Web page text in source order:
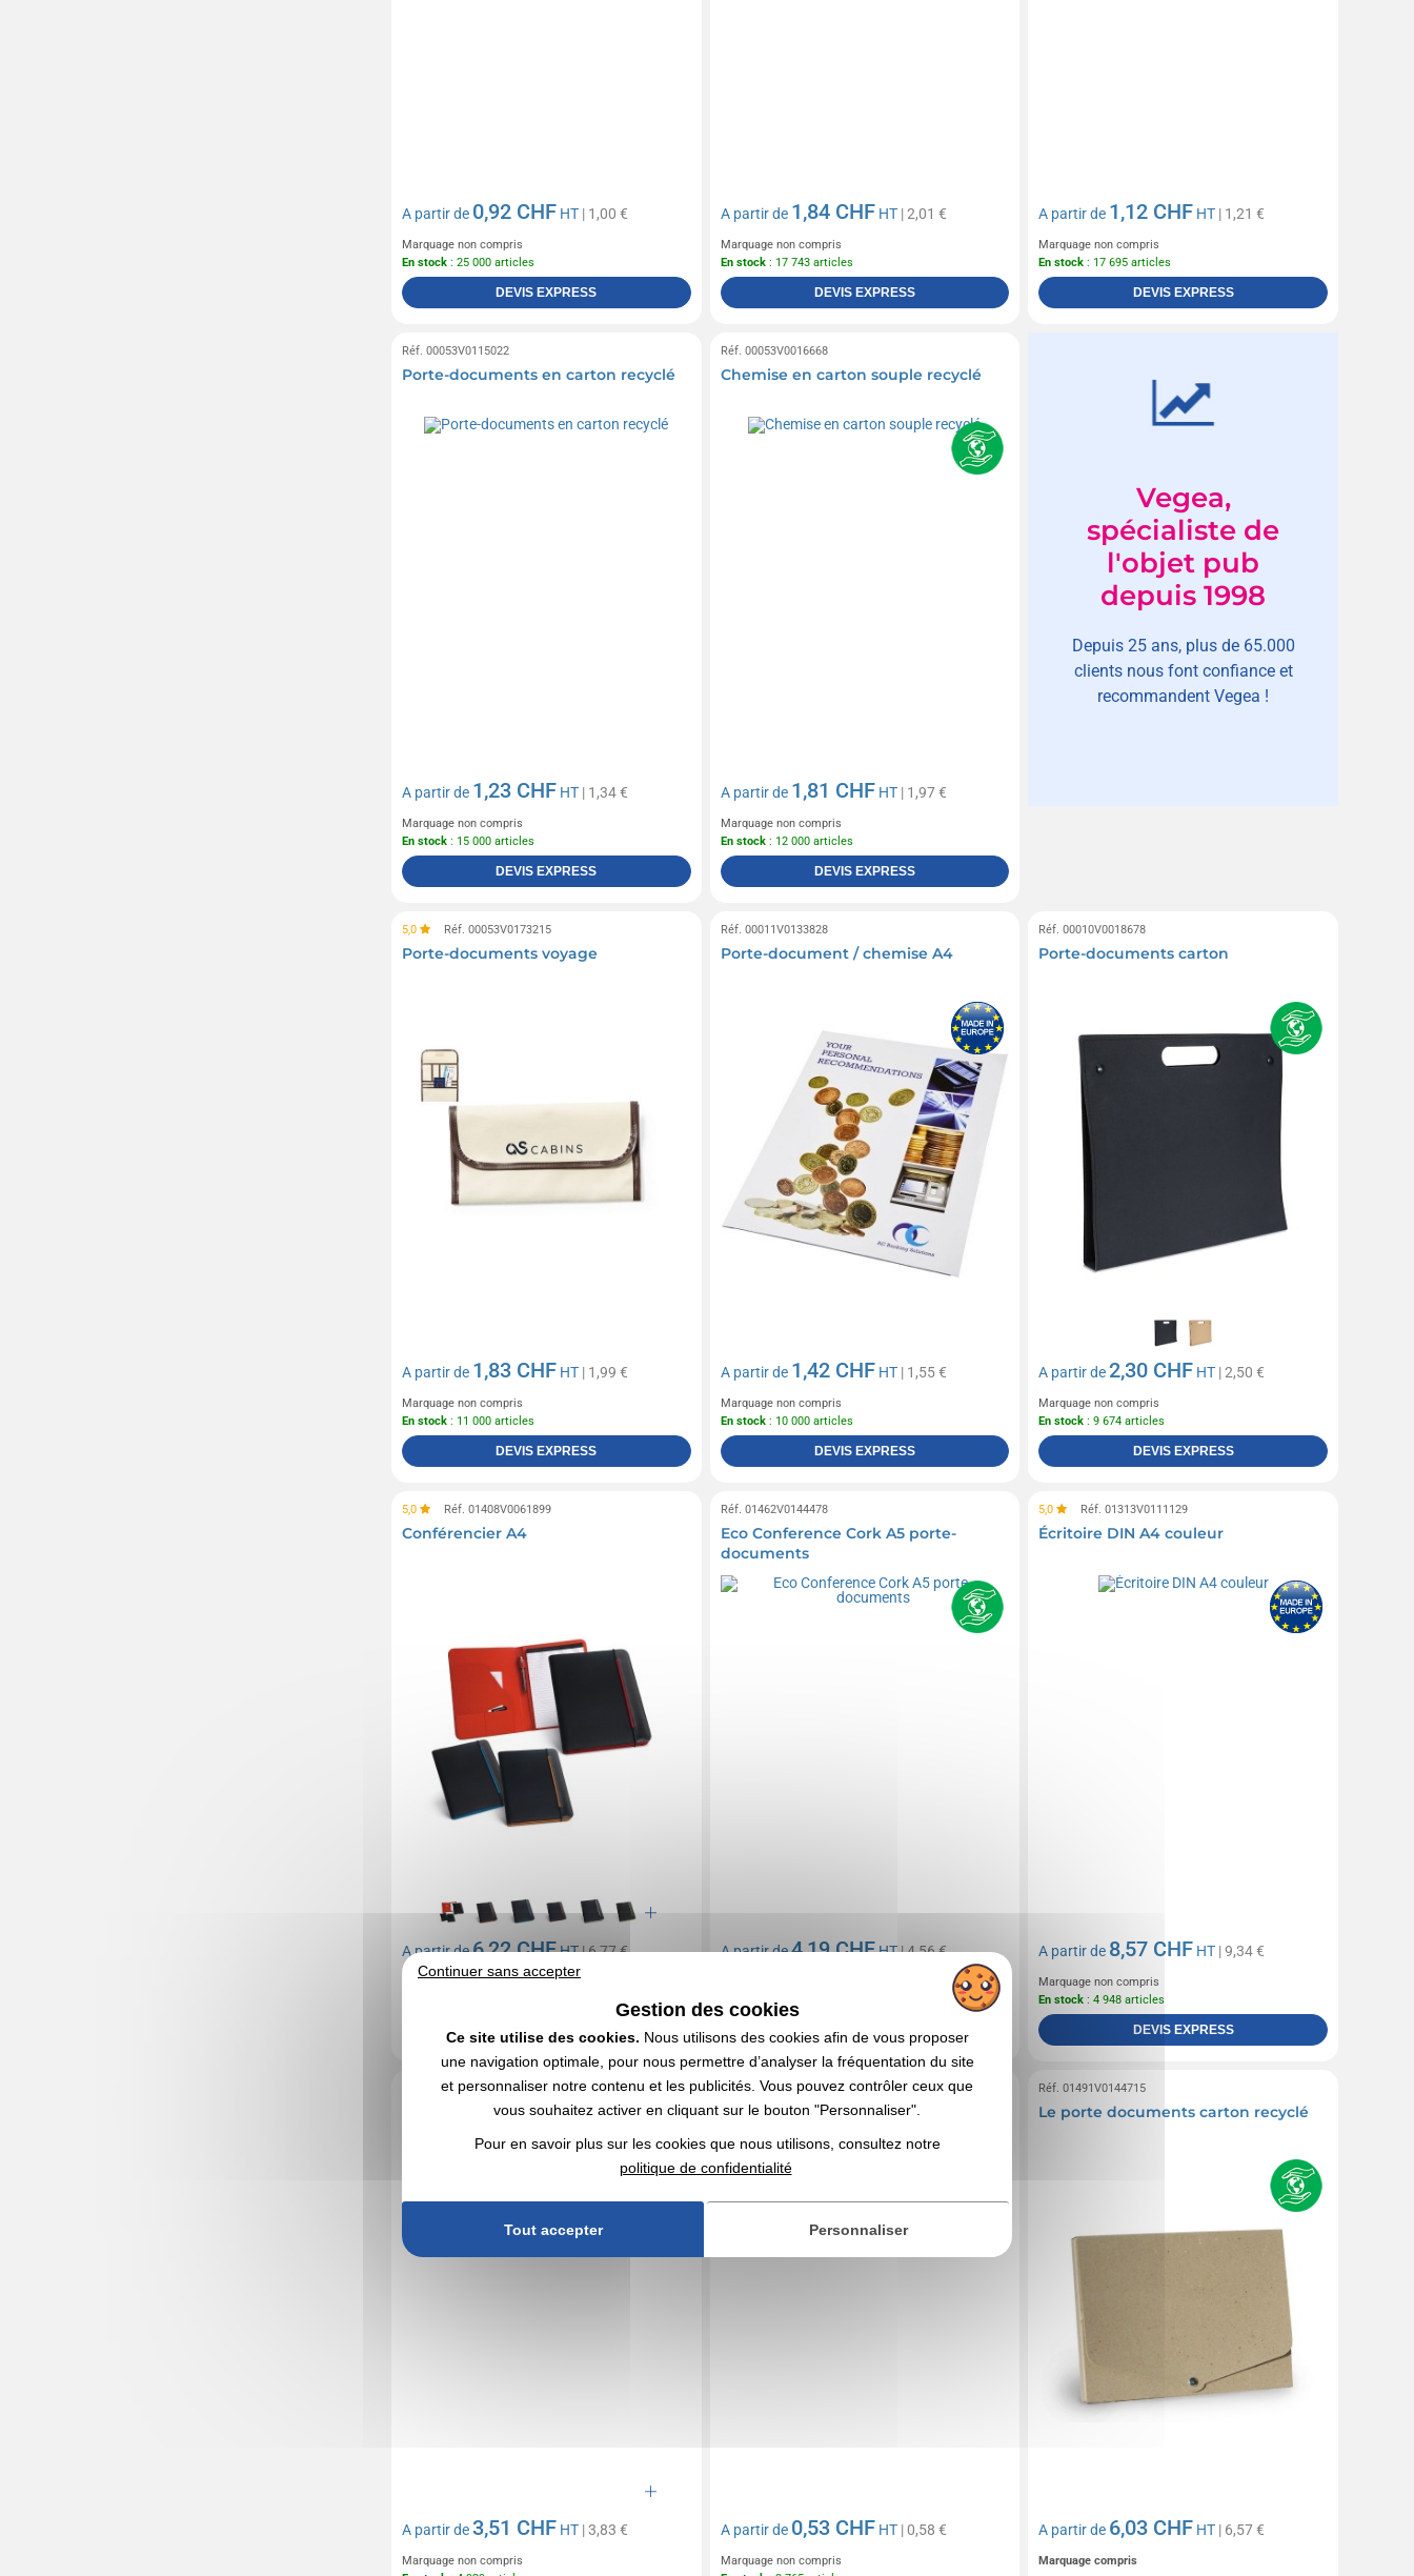
A partir de 0,92 CHF HT | 1,00 €
Marquage non compris
En stock : 25 000 articles
DEVIS EXPRESS
A partir de 1,84 CHF HT| 2,01 €
Marquage non compris
En stock: 17 743 articles
DEVIS EXPRESS
A partir de 1,12 CHF HT | 1,21 €
Marquage non compris
En stock : 17 695 articles
DEVIS EXPRESS
Réf. 00053V0115022
Porte-documents en carton recyclé
A partir de 1,23 CHF HT | 1,34 €
Marquage non compris
En stock : 15 000 articles
DEVIS EXPRESS
Réf. 00053V0016668
Chemise en carton souple recyclé
A partir de 1,81 CHF HT| 1,97 €
Marquage non compris
En stock: 12 000 articles
DEVIS EXPRESS
Vegea,
spécialiste de
l'objet pub
depuis 1998
Depuis 25 ans, plus de 65.000
clients nous font confiance et
recommandent Vegea !
5,0 Réf. 00053V0173215
Porte-documents voyage
A partir de 1,83 CHF HT | 1,99 €
Marquage non compris
En stock : 11 000 articles
DEVIS EXPRESS
Réf. 00011V0133828
Porte-document / chemise A4
A partir de 1,42 CHF HT| 1,55 €
Marquage non compris
En stock: 10 000 articles
DEVIS EXPRESS
Réf. 00010V0018678
Porte-documents carton
A partir de2,30 CHF HT | 2,50 €
Marquage non compris
En stock : 9 674 articles
DEVIS EXPRESS
5,0 Réf. 01408V0061899
Conférencier A4
A partir de6,22 CHFHT| 6,77 €
Marquage non compris
DEVIS EXPRESS
Réf. 01462V0144478
Eco Conference Cork A5 porte-
documents
A partir de4,19 CHFHT| 4,56 €
En stock: 5 845 articles
DEVIS EXPRESS
5,0 Réf. 01313V0111129
Écritoire DIN A4 couleur
A partir de 8,57 CHF HT | 9,34 €
Marquage non compris
En stock : 4 948 articles
DEVIS EXPRESS
Réf. 01313V0111127
Écritoire DIN A5
A partir de3,51 CHF HT | 3,83 €
Marquage non compris
4,0 Réf. 01408V0062141
Porte-documents A4
A partir de 0,53 CHF HT| 0,58 €
Marquage non compris
Réf. 01491V0144715
Le porte documents carton recyclé
A partir de 6,03 CHF HT | 6,57 €
Marquage compris
Continuer sans accepter
Gestion des cookies
Ce site utilise des cookies. Nous utilisons des cookies afin de vous proposer
une navigation optimale, pour nous permettre d’analyser la fréquentation du site
et personnaliser notre contenu et les publicités. Vous pouvez contrôler ceux que
vous souhaitez activer en cliquant sur le bouton "Personnaliser".
Pour en savoir plus sur les cookies que nous utilisons, consultez notre
politique de confidentialité
Tout accepter Personnaliser